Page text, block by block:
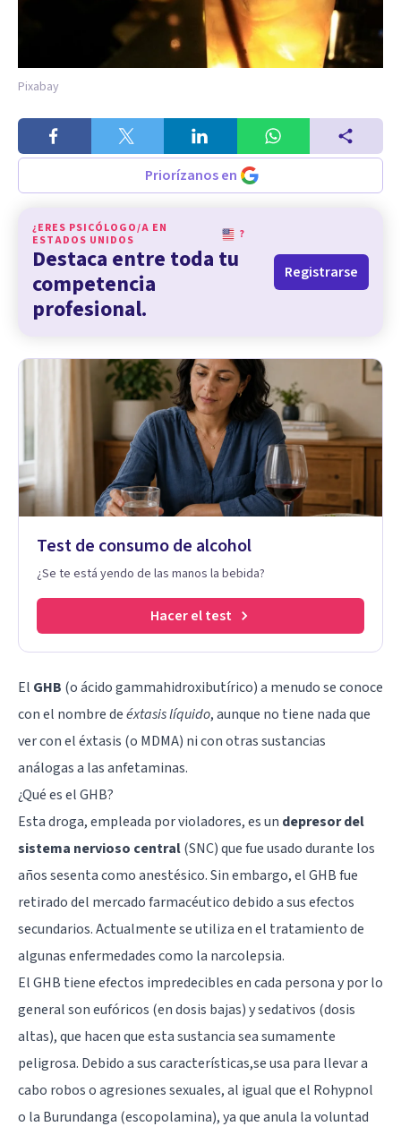
Pixabay
Priorízanos en
¿ERES PSICÓLOGO/A EN
ESTADOS UNIDOS
?
Destaca entre toda tu
competencia
profesional.
Registrarse
Test de consumo de alcohol
¿Se te está yendo de las manos la bebida?
Hacer el test
El GHB (o ácido gammahidroxibutírico) a menudo se conoce
con el nombre deéxtasis líquido, aunque no tiene nada que
ver con el éxtasis (o MDMA) ni con otras sustancias
análogas a las anfetaminas.
¿Qué es el GHB?
Esta droga, empleada por violadores, es un depresor del
sistema nervioso central(SNC) que fue usado durante los
años sesenta como anestésico. Sin embargo, el GHB fue
retirado del mercado farmacéutico debido a sus efectos
secundarios. Actualmente se utiliza en el tratamiento de
algunas enfermedades como la narcolepsia.
El GHB tiene efectos impredecibles en cada persona y por lo
general son eufóricos (en dosis bajas) y sedativos (dosis
altas), que hacen que esta sustancia sea sumamente
peligrosa. Debido a sus características,se usa para llevar a
cabo robos o agresiones sexuales, al igual que el Rohypnol
o la Burundanga (escopolamina), ya que anula la voluntad